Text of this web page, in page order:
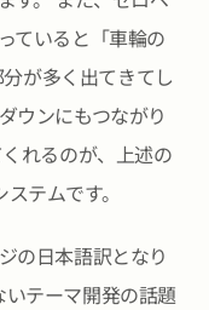
ていると「車輪の
が多く出てきてし
ウンにもつながり
れるのが、上述の
テムです。
の日本語訳となり
テーマ開発の話題